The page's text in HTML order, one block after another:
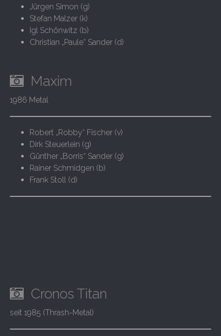
Jürgen Simon (g)
Stefan Malzer (k)
Igl Schönwitz (b)
Christian „Paule“ Sander (d)
Maxim
1986 Metal
Robert „Robby“ Fischer (v)
Dirk Steuerlein (g)
Günther „Borris“ Sander (g)
Rainer Schmidgen (b)
Frank Stoll (d)
Cronos Titan
seit 1985 (Thrash-Metal)